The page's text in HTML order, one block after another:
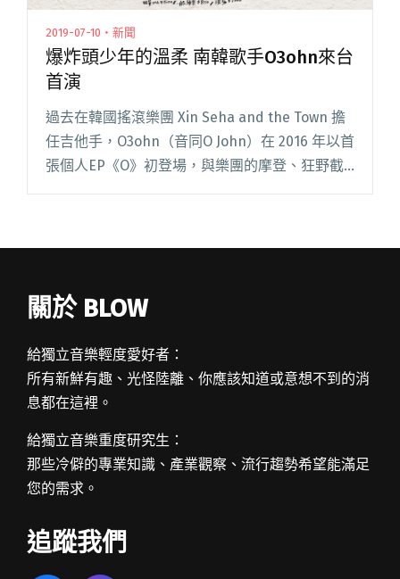
2019-07-10・新聞
爆炸頭少年的溫柔 南韓歌手O3ohn來台
首演
過去在韓國搖滾樂團 Xin Seha and the Town 擔
任吉他手，O3ohn（音同O John）在 2016 年以首
張個人EP《O》初登場，與樂團的摩登、狂野截
然不同，O3ohn的樂曲淡白輕幻，嗓音帶著漂浮
關於 BLOW
給獨立音樂輕度愛好者：
所有新鮮有趣、光怪陸離、你應該知道或意想不到的消
息都在這裡。
給獨立音樂重度研究生：
那些冷僻的專業知識、產業觀察、流行趨勢希望能滿足
您的需求。
追蹤我們